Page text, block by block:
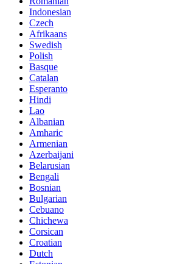
Indonesian
Czech
Afrikaans
Swedish
Polish
Basque
Catalan
Esperanto
Hindi
Lao
Albanian
Amharic
Armenian
Azerbaijani
Belarusian
Bengali
Bosnian
Bulgarian
Cebuano
Chichewa
Corsican
Croatian
Dutch